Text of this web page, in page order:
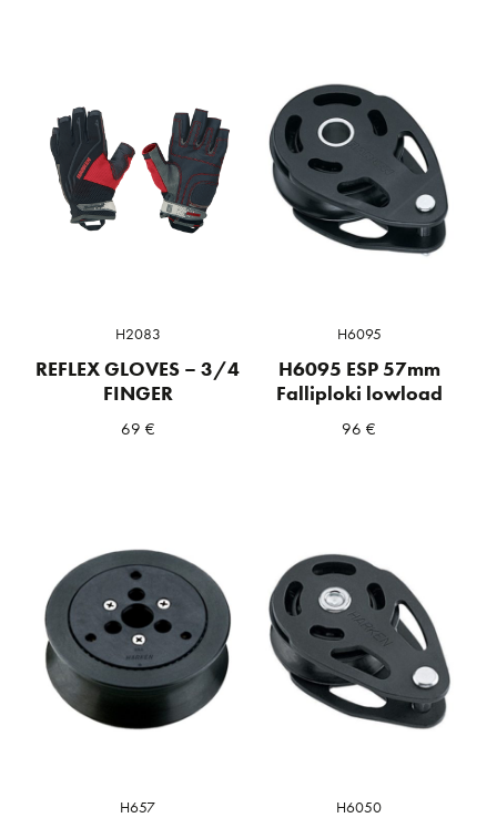
H2083
REFLEX GLOVES – 3/4
FINGER
69 €
H6095
H6095 ESP 57mm
Falliploki lowload
96€
H657 H6050